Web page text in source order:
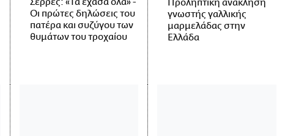
Σέρρες: «Τα έχασα όλα» -
Οι πρώτες δηλώσεις του
πατέρα και συζύγου των
θυμάτων του τροχαίου
Προληπτική ανάκληση
γνωστής γαλλικής
μαρμελάδας στην
Ελλάδα